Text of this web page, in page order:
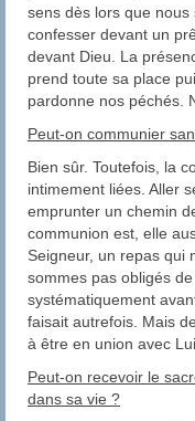
sens dès lors que
confesser devant un
devant Dieu. La
prend toute sa place
pardonne nos péchés.
Peut-on communier
Bien sûr. Toutefois, la
intimement liées. Aller
emprunter un chemin
communion est, elle
Seigneur, un repas qui
sommes pas obligés
systématiquement
faisait autrefois. Mais
à être en union avec Lui.
Peut-on recevoir le
dans sa vie ?